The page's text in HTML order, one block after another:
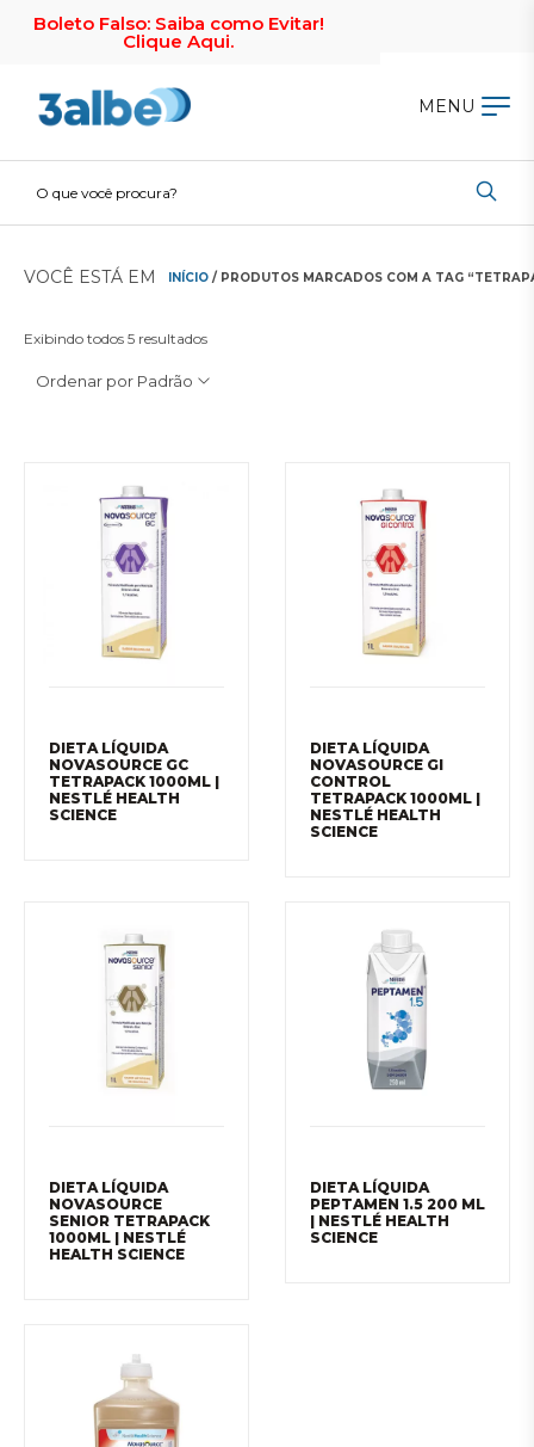
Boleto Falso: Saiba como Evitar!
Clique Aqui.
MENU
VOCÊ ESTÁ EM INÍCIO / PRODUTOS MARCADOS COM A TAG
Exibindo todos 5 resultados
Ordenar por Padrão
DIETA LÍQUIDA
NOVASOURCE GC
TETRAPACK 1000ML |
NESTLÉ HEALTH
SCIENCE
DIETA LÍQUIDA
NOVASOURCE GI
CONTROL
TETRAPACK 1000ML |
NESTLÉ HEALTH
SCIENCE
DIETA LÍQUIDA
NOVASOURCE
SENIOR TETRAPACK
1000ML | NESTLÉ
HEALTH SCIENCE
DIETA LÍQUIDA
PEPTAMEN 1.5 200 ML
| NESTLÉ HEALTH
SCIENCE